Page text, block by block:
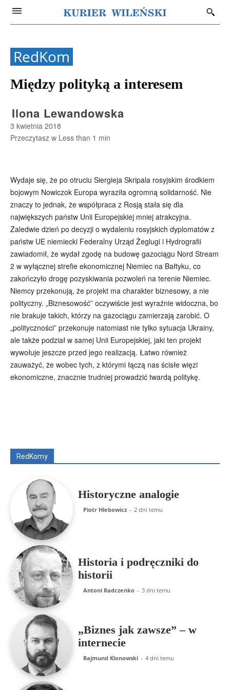
RedKom
Między polityką a interesem
Ilona Lewandowska
3 kwietnia 2018
Przeczytasz w Less than 1 min
Wydaje się, że po otruciu Siergieja Skripala rosyjskim środkiem
bojowym Nowiczok Europa wyraziła ogromną solidarność. Nie
znaczy to jednak, że współpraca z Rosją stała się dla
największych państw Unii Europejskiej mniej atrakcyjna.
Zaledwie dzień po decyzji o wydaleniu rosyjskich dyplomatów z
państw UE niemiecki Federalny Urząd Żeglugi i Hydrografii
zawiadomił, że wydał zgodę na budowę gazociągu Nord Stream
2 w wyłącznej strefie ekonomicznej Niemiec na Bałtyku, co
zakończyło drogę pozyskiwania pozwoleń na terenie Niemiec.
Niemcy przekonują, że projekt ma charakter biznesowy, a nie
polityczny. „Biznesowość” oczywiście jest wyraźnie widoczna, bo
nie brakuje takich, którzy na gazociągu zamierzają zarobić. O
„polityczności” przekonuje natomiast nie tylko sytuacja Ukrainy,
ale także podział w samej Unii Europejskiej, jaki ten projekt
wywołuje jeszcze przed jego realizacją. Łatwo również
zauważyć, że wobec tych, z którymi łączą nas ścisłe więzi
ekonomiczne, znacznie trudniej prowadzić twardą politykę.
RedKomy
Historyczne analogie
Piotr Hlebowicz - 2 dni temu
Historia i podręczniki do
historii
Antoni Radczenko - 3 dni temu
„Biznes jak zawsze” – w
internecie
Rajmund Klonowski - 4 dni temu